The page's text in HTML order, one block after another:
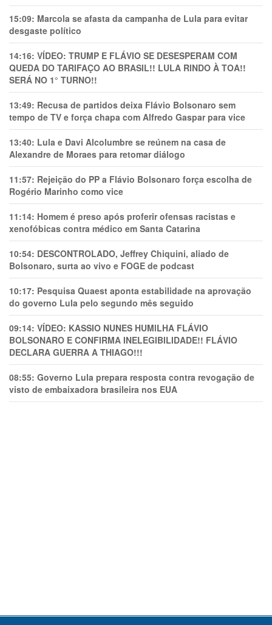
15:09: Marcola se afasta da campanha de Lula para evitar
desgaste político
14:16: VÍDEO: TRUMP E FLÁVIO SE DESESPERAM COM
QUEDA DO TARIFAÇO AO BRASIL!! LULA RINDO À TOA!!
SERÁ NO 1° TURNO!!
13:49: Recusa de partidos deixa Flávio Bolsonaro sem
tempo de TV e força chapa com Alfredo Gaspar para vice
13:40: Lula e Davi Alcolumbre se reúnem na casa de
Alexandre de Moraes para retomar diálogo
11:57: Rejeição do PP a Flávio Bolsonaro força escolha de
Rogério Marinho como vice
11:14: Homem é preso após proferir ofensas racistas e
xenofóbicas contra médico em Santa Catarina
10:54: DESCONTROLADO, Jeffrey Chiquini, aliado de
Bolsonaro, surta ao vivo e FOGE de podcast
10:17: Pesquisa Quaest aponta estabilidade na aprovação
do governo Lula pelo segundo mês seguido
09:14: VÍDEO: KASSIO NUNES HUMlLHA FLÁVIO
BOLSONARO E CONFIRMA INELEGIBILIDADE!! FLÁVIO
DECLARA GUERRA A THIAGO!!!
08:55: Governo Lula prepara resposta contra revogação de
visto de embaixadora brasileira nos EUA